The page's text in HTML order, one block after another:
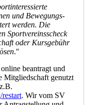
und Bewegungs-
werden. Die
Sportvereinsscheck
oder Kursgebühr
."
beantragt und
Mitgliedschaft genutzt
. Wir vom SV